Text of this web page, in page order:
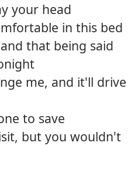
your head
in this bed
that being said
me, and it'll drive
to save
but you wouldn't